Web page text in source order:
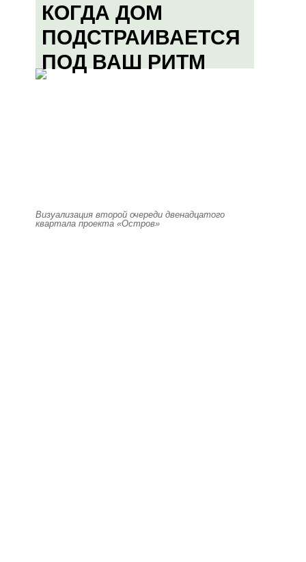
КОГДА ДОМ
ПОДСТРАИВАЕТСЯ
ПОД ВАШ РИТМ
Визуализация второй очереди двенадцатого
квартала проекта «Остров»